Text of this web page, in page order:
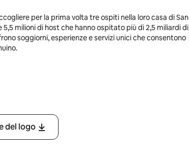
per la prima volta tre ospiti nella loro casa di San
milioni di host che hanno ospitato più di 2,5 miliardi di
soggiorni, esperienze e servizi unici che consentono
del logo